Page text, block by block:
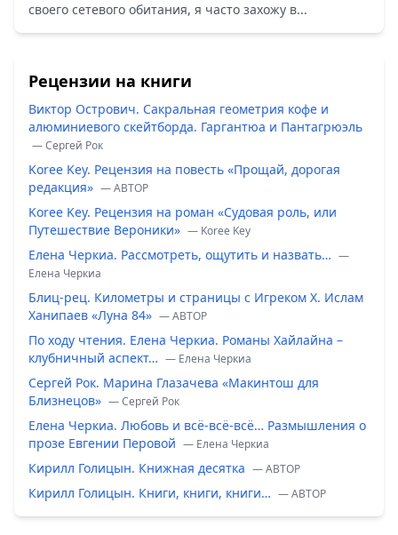
своего сетевого обитания, я часто захожу в...
Рецензии на книги
Виктор Острович. Сакральная геометрия кофе и
алюминиевого скейтборда. Гаргантюа и Пантагрюэль
— Сергей Рок
Koree Key. Рецензия на повесть «Прощай, дорогая
редакция» — ABTOP
Koree Key. Рецензия на роман «Судовая роль, или
Путешествие Вероники» — Koree Key
Елена Черкиа. Рассмотреть, ощутить и назвать… —
Елена Черкиа
Блиц-рец. Километры и страницы с Игреком Х. Ислам
Ханипаев «Луна 84» — ABTOP
По ходу чтения. Елена Черкиа. Романы Хайлайна –
клубничный аспект… — Елена Черкиа
Сергей Рок. Марина Глазачева «Макинтош для
Близнецов» — Сергей Рок
Елена Черкиа. Любовь и всё-всё-всё… Размышления о
прозе Евгении Перовой — Елена Черкиа
Кирилл Голицын. Книжная десятка — ABTOP
Кирилл Голицын. Книги, книги, книги… — ABTOP